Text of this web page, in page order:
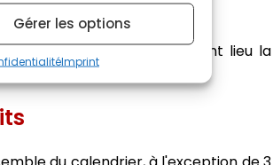
Gérer les options
Imprint
des prochains essais qui ont lieu la